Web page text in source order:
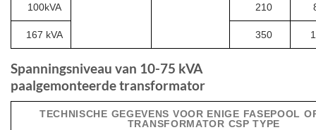
100kVA 210
167 kVA 350
Spanningsniveau van 10-75 kVA
paalgemonteerde transformator
TECHNISCHE GEGEVENS VOOR ENIGE FASEPOOL
TRANSFORMATOR CSP TYPE